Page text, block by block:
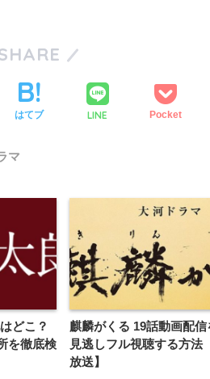
はてブ LINE Pocket
マ
どこ？
を徹底検
麒麟がくる 19話動画配
見逃しフル視聴する方法
放送】